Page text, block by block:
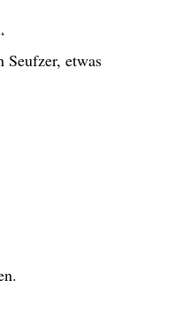
Seufzer, etwas